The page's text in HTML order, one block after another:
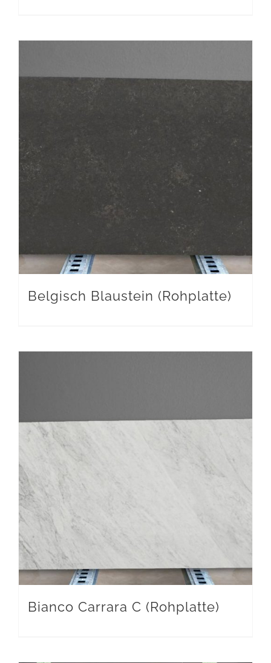
Belgisch Blaustein (Rohplatte)
Bianco Carrara C (Rohplatte)